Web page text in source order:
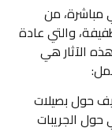
مباشرة، من
والتي عادة
الآثار هي
حول بصيلات
الجريبات